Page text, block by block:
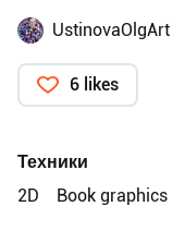
UstinovaOlgArt
6 likes
Техники
2D
Book graphics